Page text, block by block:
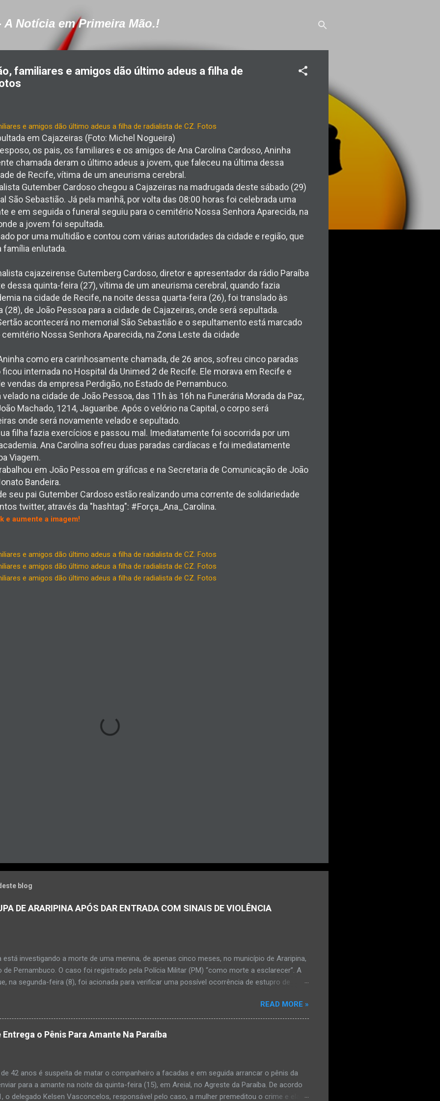
A Notícia em Primeira Mão.!
familiares e amigos dão último adeus a filha de
em Cajazeiras (Foto: Michel Nogueira)
os pais, os familiares e os amigos de Ana Carolina Cardoso, Aninha
chamada deram o último adeus a jovem, que faleceu na última dessa
de Recife, vítima de um aneurisma cerebral.
Gutember Cardoso chegou a Cajazeiras na madrugada deste sábado (29)
São Sebastião. Já pela manhã, por volta das 08:00 horas foi celebrada uma
e em seguida o funeral seguiu para o cemitério Nossa Senhora Aparecida, na
a jovem foi sepultada.
por uma multidão e contou com várias autoridades da cidade e região, que
família enlutada.
cajazeirense Gutemberg Cardoso, diretor e apresentador da rádio Paraíba
dessa quinta-feira (27), vítima de um aneurisma cerebral, quando fazia
na cidade de Recife, na noite dessa quarta-feira (26), foi translado às
de João Pessoa para a cidade de Cajazeiras, onde será sepultada.
acontecerá no memorial São Sebastião e o sepultamento está marcado
cemitério Nossa Senhora Aparecida, na Zona Leste da cidade
como era carinhosamente chamada, de 26 anos, sofreu cinco paradas
internada no Hospital da Unimed 2 de Recife. Ele morava em Recife e
vendas da empresa Perdigão, no Estado de Pernambuco.
na cidade de João Pessoa, das 11h às 16h na Funerária Morada da Paz,
Machado, 1214, Jaguaribe. Após o velório na Capital, o corpo será
onde será novamente velado e sepultado.
filha fazia exercícios e passou mal. Imediatamente foi socorrida por um
Ana Carolina sofreu duas paradas cardíacas e foi imediatamente
Viagem.
em João Pessoa em gráficas e na Secretaria de Comunicação de João
Bandeira.
seu pai Gutember Cardoso estão realizando uma corrente de solidariedade
twitter, através da "hashtag": #Força_Ana_Carolina.
e aumente a imagem!
blog
DE ARARIPINA APÓS DAR ENTRADA COM SINAIS DE VIOLÊNCIA
está investigando a morte de uma menina, de apenas cinco meses, no município de Araripina,
de Pernambuco. O caso foi registrado pela Polícia Militar (PM) “como morte a esclarecer”. A
na segunda-feira (8), foi acionada para verificar uma possível ocorrência de estupro de
da PM mostra que, segundo informações passadas pela equipe médica, a vítima estava
de desidratação e desnutrição, além de apresentar ruptura anal e vaginal. Os pais
que a criança estava apresentando, desde sábado (6), alguns sinais de mal-estar. Segundo
pais só levaram a menina para UPA após uma piora no estado de saúde, na segunda-feira pela
O...
READ MORE »
o Pênis Para Amante Na Paraíba
42 anos é suspeita de matar o companheiro a facadas e em seguida arrancar o pênis da
para a amante na noite da quinta-feira (15), em Areial, no Agreste da Paraíba. De acordo
o delegado Kelsen Vasconcelos, responsável pelo caso, a mulher premeditou o crime e ela